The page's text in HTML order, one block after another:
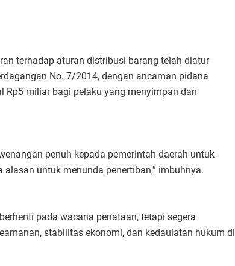
terhadap aturan distribusi barang telah diatur
No. 7/2014, dengan ancaman pidana
miliar bagi pelaku yang menyimpan dan
penuh kepada pemerintah daerah untuk
untuk menunda penertiban,” imbuhnya.
pada wacana penataan, tetapi segera
stabilitas ekonomi, dan kedaulatan hukum di